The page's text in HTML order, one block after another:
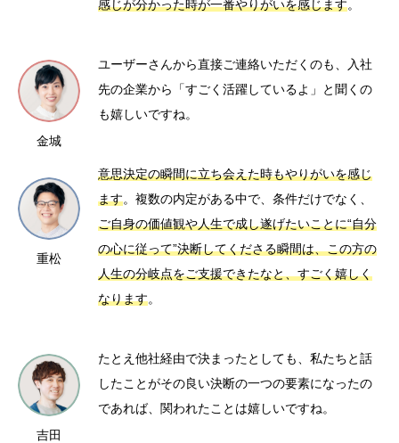
感じが分かった時が一番やりがいを感じます。
金城
ユーザーさんから直接ご連絡いただくのも、入社
先の企業から「すごく活躍しているよ」と聞くの
も嬉しいですね。
重松
意思決定の瞬間に立ち会えた時もやりがいを感じ
ます。複数の内定がある中で、条件だけでなく、
ご自身の価値観や人生で成し遂げたいことに“自分
の心に従って”決断してくださる瞬間は、この方の
人生の分岐点をご支援できたなと、すごく嬉しく
なります。
吉田
たとえ他社経由で決まったとしても、私たちと話
したことがその良い決断の一つの要素になったの
であれば、関われたことは嬉しいですね。